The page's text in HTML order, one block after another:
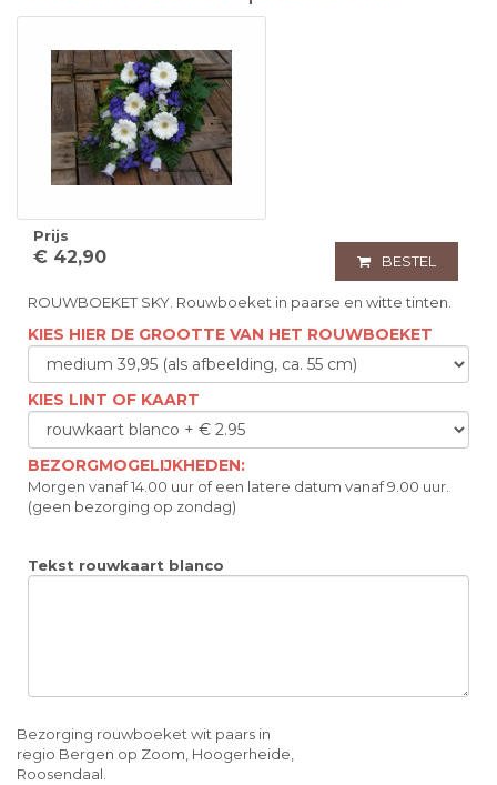
Prijs
€ 42,90 BESTEL
ROUWBOEKET SKY. Rouwboeket in paarse en witte tinten.
KIES HIER DE GROOTTE VAN HET ROUWBOEKET
KIES LINT OF KAART
BEZORGMOGELIJKHEDEN:
Morgen vanaf 14.00 uur of een latere datum vanaf 9.00 uur.
(geen bezorging op zondag)
Tekst rouwkaart blanco
Bezorging rouwboeket wit paars in
regio Bergen op Zoom, Hoogerheide,
Roosendaal.